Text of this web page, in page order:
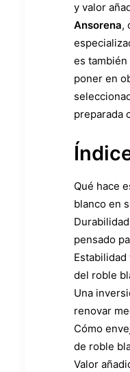
y valor
Ansorena,
es también
poner en
preparada
Qué hace
blanco en
pensado
del roble
Una
renovar
Cómo
de roble
Valor